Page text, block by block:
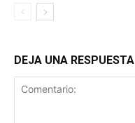
DEJA UNA RESPUESTA